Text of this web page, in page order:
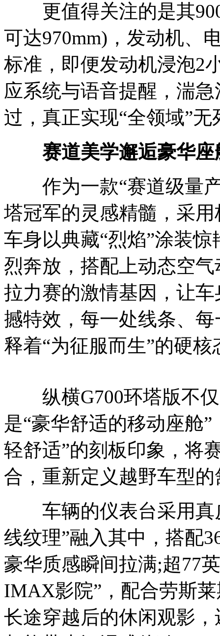
更值得关注的是其
可达970mm)，发动机、
标准，即便发动机浸泡2
应系统与语音提醒，湍
过，真正实现“全领域”无
赛道美学邂逅豪华座
作为一款“赛道级量产
塔冠军的灵感精髓，采
车身以典藏“烈焰”涂装
烈奔放，搭配上动态空
拉力赛的激情基因，让
撼特效，每一处线条、
释着“为征服而生”的硬
纵横G700环塔版不仅
是“豪华舒适的移动座舱
轻舒适”的刻板印象，将
合，重新定义越野车型
车辆的仪表台采用真
线纹理”融入其中，搭配
豪华质感瞬间拉满;超77
IMAX影院”，配合劳斯
长途穿越后的休闲观影